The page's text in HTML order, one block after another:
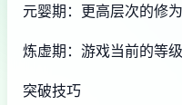
元婴期：更高层次的修为
炼虚期：游戏当前的等
突破技巧